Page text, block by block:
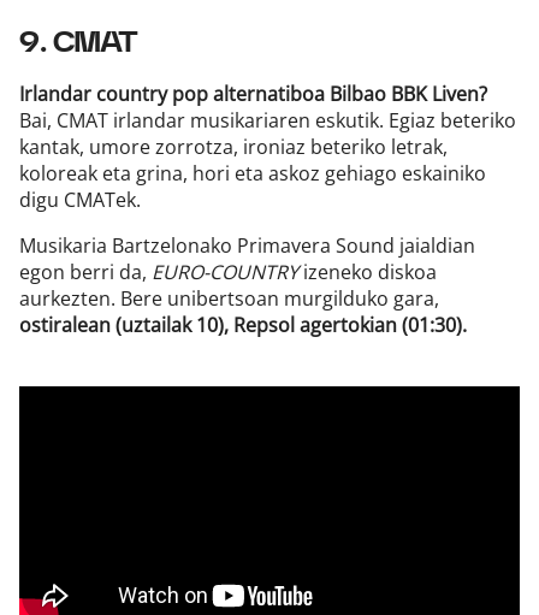
9. CMAT
Irlandar country pop alternatiboa Bilbao BBK Liven?
Bai, CMAT irlandar musikariaren eskutik. Egiaz beteriko
kantak, umore zorrotza, ironiaz beteriko letrak,
koloreak eta grina, hori eta askoz gehiago eskainiko
digu CMATek.
Musikaria Bartzelonako Primavera Sound jaialdian
egon berri da, EURO-COUNTRYizeneko diskoa
aurkezten. Bere unibertsoan murgilduko gara,
ostiralean (uztailak 10), Repsol agertokian (01:30).